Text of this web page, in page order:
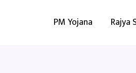
PM Yojana Rajya